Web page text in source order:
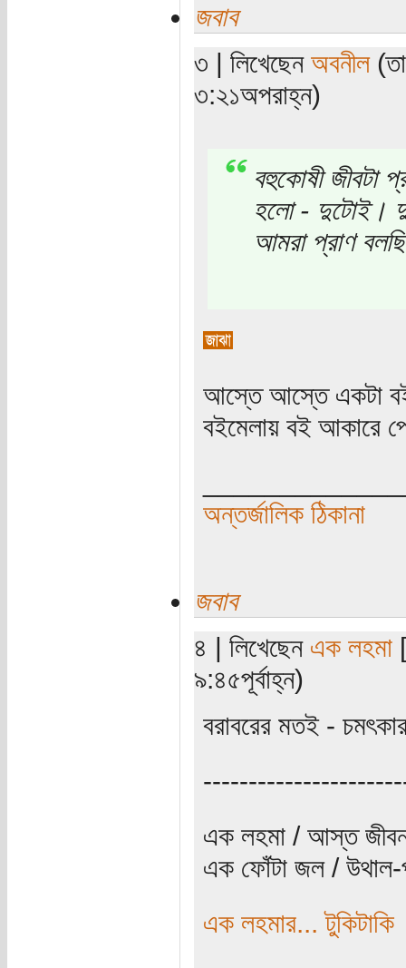
জবাব
৩ | লিখেছেন অবনীল
৩:২১অপরাহ্ন)
বহুকোষী জীবটা
হলো - দুটোই।
আমরা প্রাণ
আস্তে আস্তে একটা
বইমেলায় বই আকারে
অন্তর্জালিক ঠিকানা
জবাব
৪ | লিখেছেন এক লহমা
৯:৪৫পূর্বাহ্ন)
বরাবরের মতই -
এক লহমা / আস্ত
এক ফোঁটা জল /
এক লহমার... টুকিটাকি